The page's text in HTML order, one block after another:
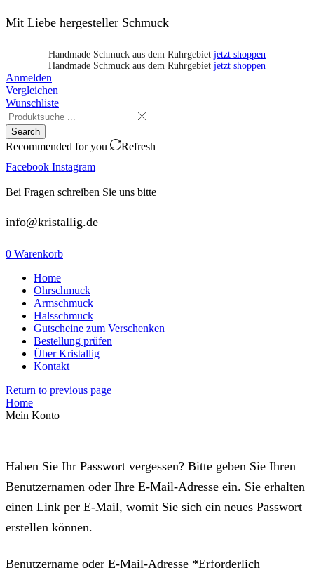
Mit Liebe hergesteller Schmuck
Handmade Schmuck aus dem Ruhrgebiet jetzt shoppen
Handmade Schmuck aus dem Ruhrgebiet jetzt shoppen
Anmelden
Vergleichen
Wunschliste
Search
Recommended for you
Refresh
Facebook Instagram
Bei Fragen schreiben Sie uns bitte
info@kristallig.de
0 Warenkorb
Home
Ohrschmuck
Armschmuck
Halsschmuck
Gutscheine zum Verschenken
Bestellung prüfen
Über Kristallig
Kontakt
Return to previous page
Home
Mein Konto
Haben Sie Ihr Passwort vergessen? Bitte geben Sie Ihren
Benutzernamen oder Ihre E-Mail-Adresse ein. Sie erhalten
einen Link per E-Mail, womit Sie sich ein neues Passwort
erstellen können.
Benutzername oder E-Mail-Adresse *Erforderlich